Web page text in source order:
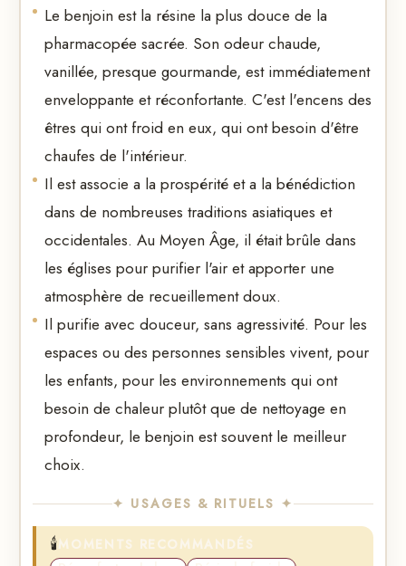
Le benjoin est la résine la plus douce de la
pharmacopée sacrée. Son odeur chaude,
vanillée, presque gourmande, est immédiatement
enveloppante et réconfortante. C'est l'encens des
êtres qui ont froid en eux, qui ont besoin d'être
chaufes de l'intérieur.
Il est associe a la prospérité et a la bénédiction
dans de nombreuses traditions asiatiques et
occidentales. Au Moyen Âge, il était brûle dans
les églises pour purifier l'air et apporter une
atmosphère de recueillement doux.
Il purifie avec douceur, sans agressivité. Pour les
espaces ou des personnes sensibles vivent, pour
les enfants, pour les environnements qui ont
besoin de chaleur plutôt que de nettoyage en
profondeur, le benjoin est souvent le meilleur
choix.
✦ USAGES & RITUELS ✦
🕯️MOMENTS RECOMMANDÉS